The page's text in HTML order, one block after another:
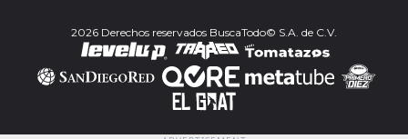
2026 Derechos reservados BuscaTodo© S.A. de C.V.